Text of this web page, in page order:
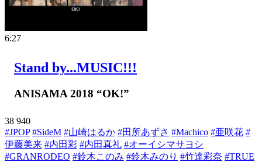
6:27
Stand by...MUSIC!!!
ANISAMA 2018 “OK!”
38 940
#JPOP #SideM #山崎はるか #田所あずさ #Machico #亜咲花 #
伊藤美来 #内田彩 #内田真礼 #オーイシマサヨシ
#GRANRODEO #鈴木このみ #鈴木みのり #竹達彩奈 #TRUE